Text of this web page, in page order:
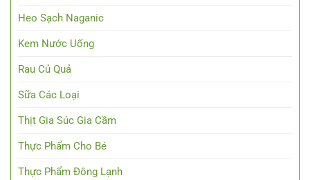
Heo Sạch Naganic
Kem Nước Uống
Rau Củ Quả
Sữa Các Loại
Thịt Gia Súc Gia Cầm
Thực Phẩm Cho Bé
Thực Phẩm Đông Lạnh